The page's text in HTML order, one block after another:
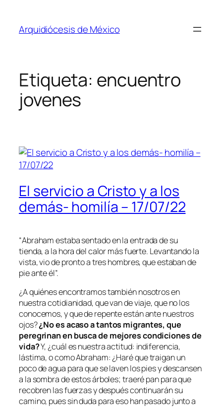
contenido
Arquidiócesis de México
Etiqueta: encuentro
jovenes
El servicio a Cristo y a los
demás- homilía – 17/07/22
“Abraham estaba sentado en la entrada de su
tienda, a la hora del calor más fuerte. Levantando la
vista, vio de pronto a tres hombres, que estaban de
pie ante él”.
¿A quiénes encontramos también nosotros en
nuestra cotidianidad, que van de viaje, que no los
conocemos, y que de repente están ante nuestros
ojos?¿No es acaso a tantos migrantes, que
peregrinan en busca de mejores condiciones de
vida?Y, ¿cuál es nuestra actitud: indiferencia,
lástima, o como Abraham: ¿Haré que traigan un
poco de agua para que se laven los pies y descansen
a la sombra de estos árboles; traeré pan para que
recobren las fuerzas y después continuarán su
camino, pues sin duda para eso han pasado junto a